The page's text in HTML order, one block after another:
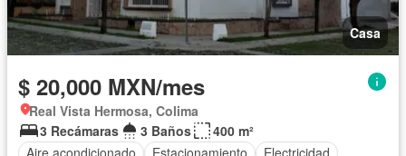
Casa
$ 20,000 MXN/mes
Real Vista Hermosa, Colima
3 Recámaras
3 Baños
400 m²